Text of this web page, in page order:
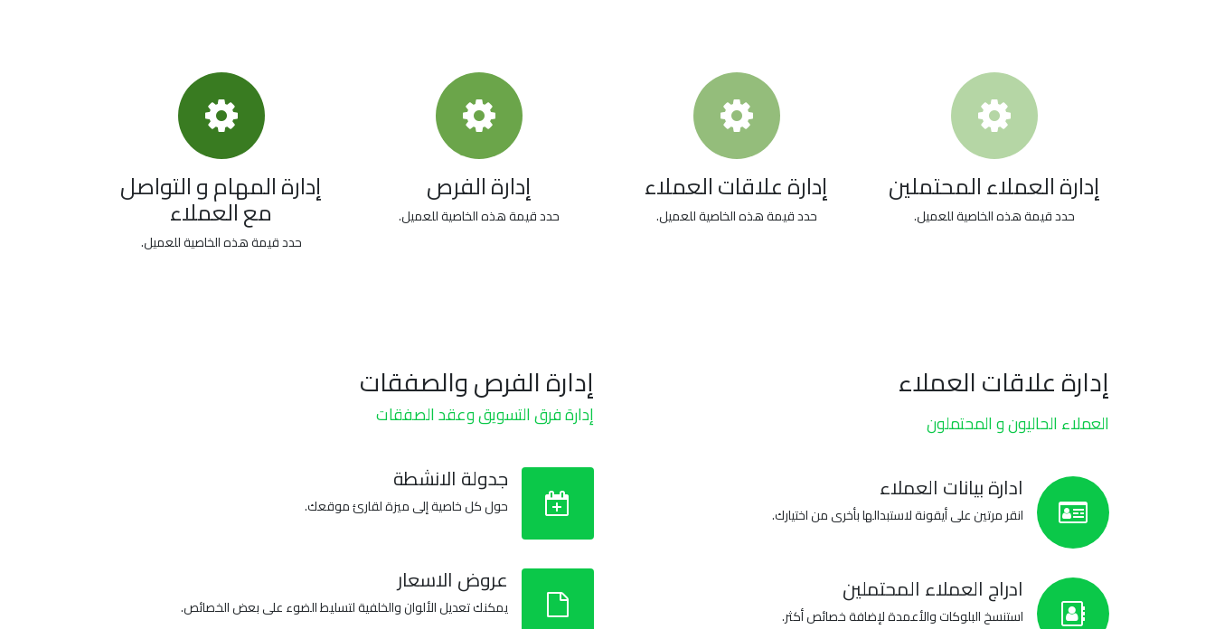
إدارة العملاء المحتملين
حدد قيمة هذه الخاصية للعميل.
إدارة علاقات العملاء
حدد قيمة هذه الخاصية للعميل.
إدارة الفرص
حدد قيمة هذه الخاصية للعميل.
إدارة المهام و التواصل
مع العملاء
حدد قيمة هذه الخاصية للعميل.
إدارة علاقات العملاء
العملاء الحاليون و المحتملون
ادارة بيانات العملاء
انقر مرتين على أيقونة لاستبدالها بأخرى من اختيارك.
ادراج العملاء المحتملين
استنسخ البلوكات والأعمدة لإضافة خصائص أكثر.
إدارة الفرص والصفقات
إدارة فرق التسويق وعقد الصفقات
جدولة الانشطة
حول كل خاصية إلى ميزة لقارئ موقعك.
عروض الاسعار
يمكنك تعديل الألوان والخلفية لتسليط الضوء على بعض الخصائص.